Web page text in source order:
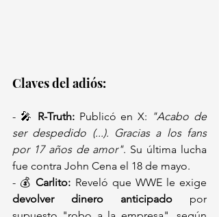
Claves del adiós:
- 🎤 R-Truth: Publicó en X: "Acabo de
ser despedido (...). Gracias a los fans
por 17 años de amor". Su última lucha
fue contra John Cena el 18 de mayo.
- 💰 Carlito:
devolver dinero anticipado por